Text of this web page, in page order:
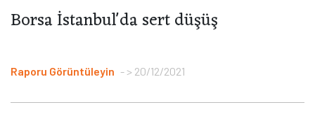
Borsa İstanbul'da sert düşüş
Raporu Görüntüleyin > 20/12/2021